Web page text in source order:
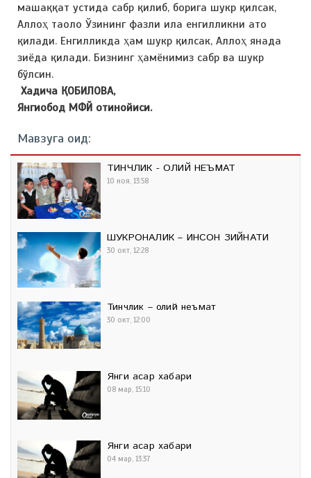
машаққат устида сабр қилиб, борига шукр қилсак,
Аллоҳ таоло Ўзининг фазли ила енгилликни ато
қилади. Енгилликда ҳам шукр қилсак, Аллоҳ янада
зиёда қилади. Бизнинг ҳамёнимиз сабр ва шукр
бўлсин.
Хадича ҚОБИЛОВА,
Янгиобод МФЙ отинойиси.
Мавзуга оид:
ТИНЧЛИК - ОЛИЙ НЕЪМАТ
10 ноя, 13:58
ШУКРОНАЛИК – ИНСОН ЗИЙНАТИ
30 окт, 12:28
Тинчлик – олий неъмат
30 окт, 12:00
Янги асар хабари
08 мар, 15:10
Янги асар хабари
04 мар, 13:37